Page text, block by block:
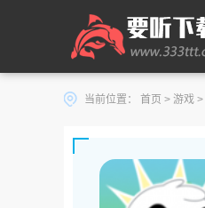
当前位置： 首页 > 游戏 >